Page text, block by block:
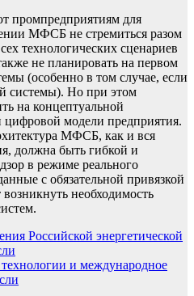
промпредприятиям для
МФСБ не стремиться разом
технологических сценариев
не планировать на первом
(особенно в том случае, если
системы). Но при этом
на концептуальной
цифровой модели предприятия.
МФСБ, как и вся
должна быть гибкой и
в режиме реального
с обязательной привязкой
необходимость
Российской энергетической
и международное